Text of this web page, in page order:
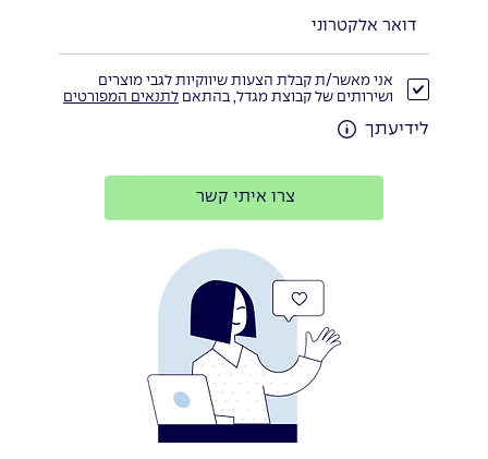
אני מאשר/ת קבלת הצעות שיווקיות לגבי מוצרים
ושירותים של קבוצת מגדל, בהתאם לתנאים המפורטים
לידיעתך
צרו איתי קשר